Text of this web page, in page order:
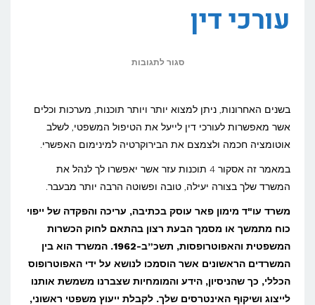
עורכי דין
סגור לתגובות
מערכות
וכלים
לניהול
משרד
עורכי
דין
בשנים האחרונות, ניתן למצוא יותר ויותר תוכנות, מערכות וכלים
אשר מאפשרות לעורכי דין לייעל את הטיפול המשפטי, לשלב
אוטומציה חכמה ולצמצם את הבירוקרטיה למינימום האפשרי.
במאמר זה אסקור 4 תוכנות עזר אשר יאפשרו לך לנהל את
המשרד שלך בצורה יעילה, טובה ופשוטה הרבה יותר מבעבר.
משרד עו"ד מימון פאר עוסק בכתיבה, עריכה והפקדה של ייפוי
כוח מתמשך או מסמך הבעת רצון בהתאם לחוק הכשרות
המשפטית והאפוטרופסות, תשכ”ב-1962. המשרד הוא בין
המשרדים הראשונים אשר הוסמכו לנושא על ידי האפוטרופוס
הכללי, כך שהניסיון, הידע והמומחיות שצברנו משמשת אותנו
לייצוג ושיקוף האינטרסים שלך. לקבלת ייעוץ משפטי ראשוני,